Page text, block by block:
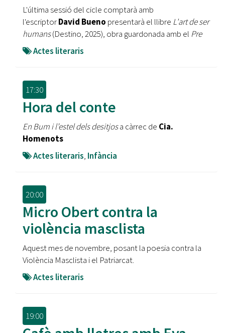
L'última sessió del cicle comptarà amb
l'escriptorDavid Bueno presentarà el llibre L'art de ser
humans(Destino, 2025), obra guardonada amb el Pre
Actes literaris
17:30
Hora del conte
En Bum i l’estel dels desitjosa càrrec de Cia.
Homenots
Actes literaris, Infància
20:00
Micro Obert contra la
violència masclista
Aquest mes de novembre, posant la poesia contra la
Violència Masclista i el Patriarcat.
Actes literaris
19:00